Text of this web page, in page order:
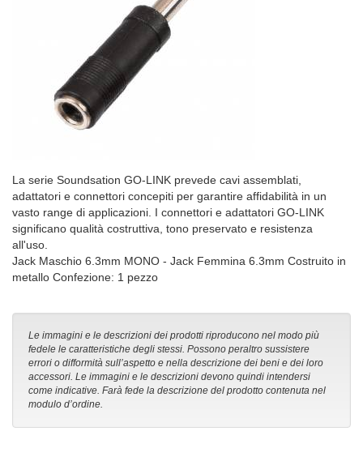
La serie Soundsation GO-LINK prevede cavi assemblati,
adattatori e connettori concepiti per garantire affidabilità in un
vasto range di applicazioni. I connettori e adattatori GO-LINK
significano qualità costruttiva, tono preservato e resistenza
all'uso.
Jack Maschio 6.3mm MONO - Jack Femmina 6.3mm Costruito in
metallo Confezione: 1 pezzo
Le immagini e le descrizioni dei prodotti riproducono nel modo più
fedele le caratteristiche degli stessi. Possono peraltro sussistere
errori o difformità sull’aspetto e nella descrizione dei beni e dei loro
accessori. Le immagini e le descrizioni devono quindi intendersi
come indicative. Farà fede la descrizione del prodotto contenuta nel
modulo d’ordine.